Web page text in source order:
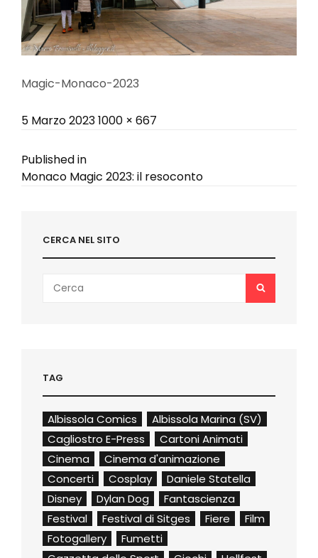
Magic-Monaco-2023
Posted
5 Marzo 2023Full
1000 × 667
Navigazione
articoli
Published in
Monaco Magic 2023: il resoconto
CERCA NEL SITO
for:
SEARCH
TAG
Albissola Comics
Albissola Marina (SV)
Cagliostro E-Press
Cartoni Animati
Cinema
Cinema d'animazione
Concerti
Cosplay
Daniele Statella
Disney
Dylan Dog
Fantascienza
Festival
Festival di Sitges Fiere
Film
Fotogallery
Fumetti